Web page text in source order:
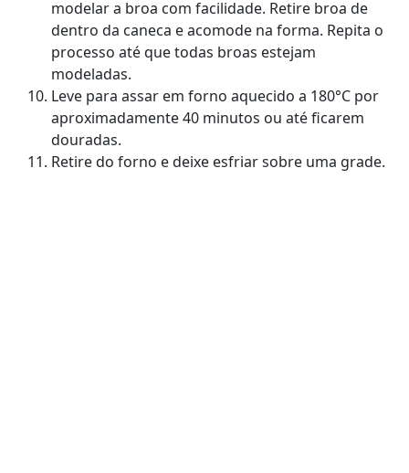
modelar a broa com facilidade. Retire broa de
dentro da caneca e acomode na forma. Repita o
processo até que todas broas estejam
modeladas.
Leve para assar em forno aquecido a 180°C por
aproximadamente 40 minutos ou até ficarem
douradas.
Retire do forno e deixe esfriar sobre uma grade.